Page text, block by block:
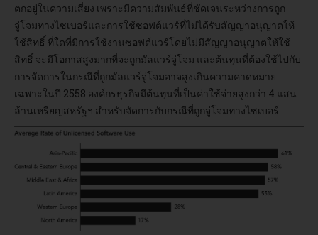
ตกอยู่ในความเสี่ยง เพราะมีความสัมพันธ์ที่ชัดเจนระหว่างการถูก
จู่โจมทางไซเบอร์และการใช้ซอฟต์แวร์ที่ไม่ได้รับสัญญาอนุญาตให้
ใช้สิทธิ์ ที่ใดที่มีการใช้งานซอฟต์แวร์โดยไม่มีสัญญาอนุญาตให้ใช้
สิทธิ์ จะมีโอกาสสูงมากที่จะถูกมัลแวร์จู่โจม และต้นทุนที่ต้องใช้ไปกับ
การจัดการในกรณีที่ถูกมัลแวร์จู่โจมอาจสูงเกินความคาดหมาย
เฉพาะในปี 2558 องค์กรธุรกิจมีต้นทุนที่เป็นค่าใช้จ่ายสูงกว่า 4 แสน
ล้านเหรียญสหรัฐฯ สำหรับจัดการกับกรณีที่ถูกจู่โจมทางไซเบอร์